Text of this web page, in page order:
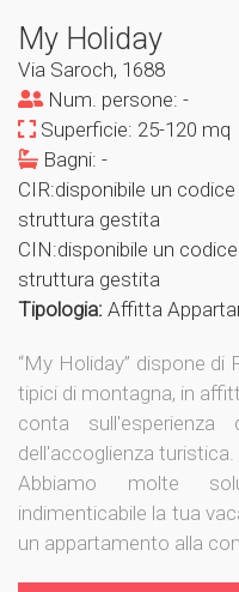
My Holiday
Via Saroch, 1688
Num. persone: -
Superficie: 25-120 mq
Bagni: -
CIR:disponibile un
struttura gestita
CIN:disponibile un
struttura gestita
Tipologia: Affitta
“My Holiday” dispone di
tipici di montagna, in
conta
dell'accoglienza turistica.
Abbiamo molte
indimenticabile la tua
un appartamento alla